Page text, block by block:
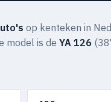
op kenteken in
model is de YA 126